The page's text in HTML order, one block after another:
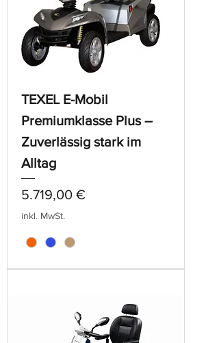
TEXEL E-Mobil
Premiumklasse Plus –
Zuverlässig stark im
Alltag
Preis
5.719,00 €
inkl. MwSt.